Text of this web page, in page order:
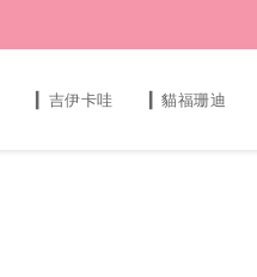
▎吉伊卡哇 ▎貓福珊迪